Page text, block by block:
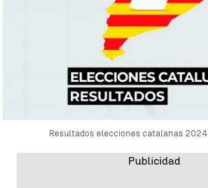
Resultados elecciones catalanas 2024